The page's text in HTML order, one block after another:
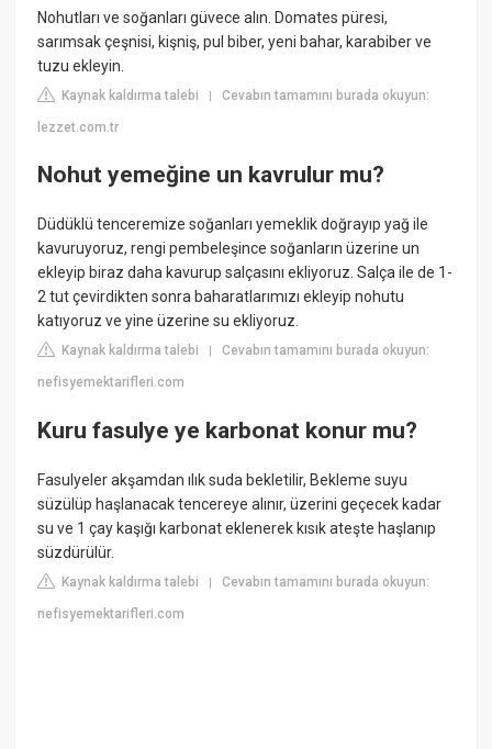
Nohutları ve soğanları güvece alın. Domates püresi,
sarımsak çeşnisi, kişniş, pul biber, yeni bahar, karabiber ve
tuzu ekleyin.
Kaynak kaldırma talebi |Cevabın tamamını burada okuyun:
lezzet.com.tr
Nohut yemeğine un kavrulur mu?
Düdüklü tenceremize soğanları yemeklik doğrayıp yağ ile
kavuruyoruz, rengi pembeleşince soğanların üzerine un
ekleyip biraz daha kavurup salçasını ekliyoruz. Salça ile de 1-
2 tut çevirdikten sonra baharatlarımızı ekleyip nohutu
katıyoruz ve yine üzerine su ekliyoruz.
Kaynak kaldırma talebi |Cevabın tamamını burada okuyun:
nefisyemektarifleri.com
Kuru fasulye ye karbonat konur mu?
Fasulyeler akşamdan ılık suda bekletilir, Bekleme suyu
süzülüp haşlanacak tencereye alınır, üzerini geçecek kadar
su ve 1 çay kaşığı karbonat eklenerek kısık ateşte haşlanıp
süzdürülür.
Kaynak kaldırma talebi |Cevabın tamamını burada okuyun:
nefisyemektarifleri.com